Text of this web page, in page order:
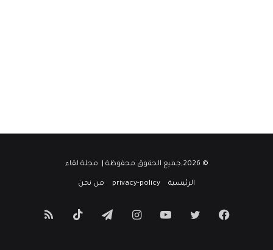
© 2026,جميع الحقوق محفوظة | مجلة لقاء
الرئيسية privacy-policy من نحن
فيسبوكتويتر يوتيوبانستقرامتيلقرام ‫TikTokملخص